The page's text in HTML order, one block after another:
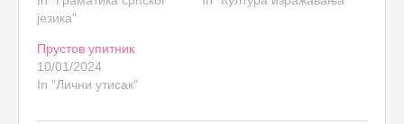
језика"
Прустов упитник
10/01/2024
In "Лични утисак"